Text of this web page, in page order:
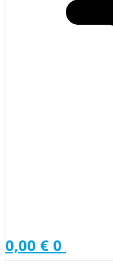
0,00 € 0